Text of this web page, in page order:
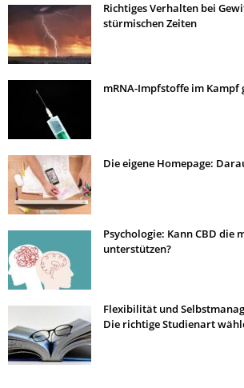
Richtiges Verhalten bei
stürmischen Zeiten
mRNA-Impfstoffe im Kampf
Die eigene Homepage:
Psychologie: Kann CBD die
unterstützen?
Flexibilität und
Die richtige Studienart